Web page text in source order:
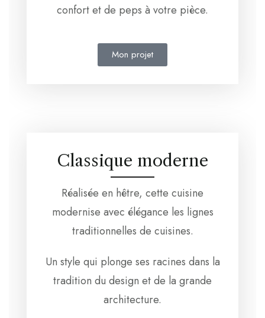
confort et de peps à votre pièce.
Mon projet
Classique moderne
Réalisée en hêtre, cette cuisine
modernise avec élégance les lignes
traditionnelles de cuisines.
Un style qui plonge ses racines dans la
tradition du design et de la grande
architecture.